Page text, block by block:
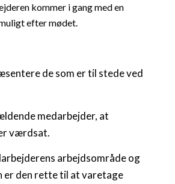
kommer i gang med en
efter mødet.
de som er til stede ved
medarbejder, at
værdsat.
arbejdsområde og
er den rette til at varetage